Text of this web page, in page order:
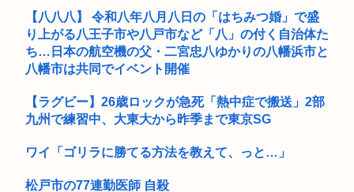
京大付属医の医療ミスこわすぎるな
夏休みのイオンモール、おぱーいを強調した薄着の女子小中学
生だらけ...
【朗報】誤って脳幹を摘出された女性､重篤な植物状態だが､意
識は正...
イナゴライダーとかいう今の35歳~40歳くらいの男しか知らな
【八八八】 令和八年八月八日の「はちみつ婚」で盛
り上がる八王子市や八戸市など「八」の付く自治体た
ち…日本の航空機の父・二宮忠八ゆかりの八幡浜市と
八幡市は共同でイベント開催
【ラグビー】26歳ロックが急死「熱中症で搬送」2部
九州で練習中、大東大から昨季まで東京SG
ワイ「ゴリラに勝てる方法を教えて、っと…」
松戸市の77連勤医師 自殺